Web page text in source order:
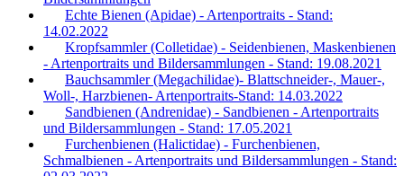
Echte Bienen (Apidae) - Artenportraits - Stand:
14.02.2022
Kropfsammler (Colletidae) - Seidenbienen, Maskenbienen
- Artenportraits und Bildersammlungen - Stand: 19.08.2021
Bauchsammler (Megachilidae)- Blattschneider-, Mauer-,
Woll-, Harzbienen- Artenportraits-Stand: 14.03.2022
Sandbienen (Andrenidae) - Sandbienen - Artenportraits
und Bildersammlungen - Stand: 17.05.2021
Furchenbienen (Halictidae) - Furchenbienen,
Schmalbienen - Artenportraits und Bildersammlungen - Stand: